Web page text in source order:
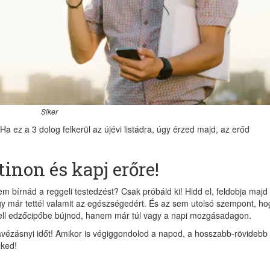
Siker
ez a 3 dolog felkerül az újévi listádra, úgy érzed majd, az erőd
és kapj erőre!
bírnád a reggeli testedzést? Csak próbáld ki! Hidd el, feldobja majd
már tettél valamit az egészségedért. És az sem utolsó szempont,
edzőcipőbe bújnod, hanem már túl vagy a napi mozgásadagon.
időt! Amikor is végiggondolod a napod, a hosszabb-rövidebb